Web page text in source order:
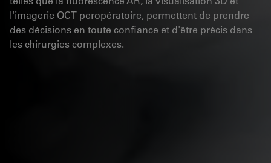
l'imagerie OCT peropératoire, permettent de prendre
des décisions en toute confiance et d'être précis dans
les chirurgies complexes.